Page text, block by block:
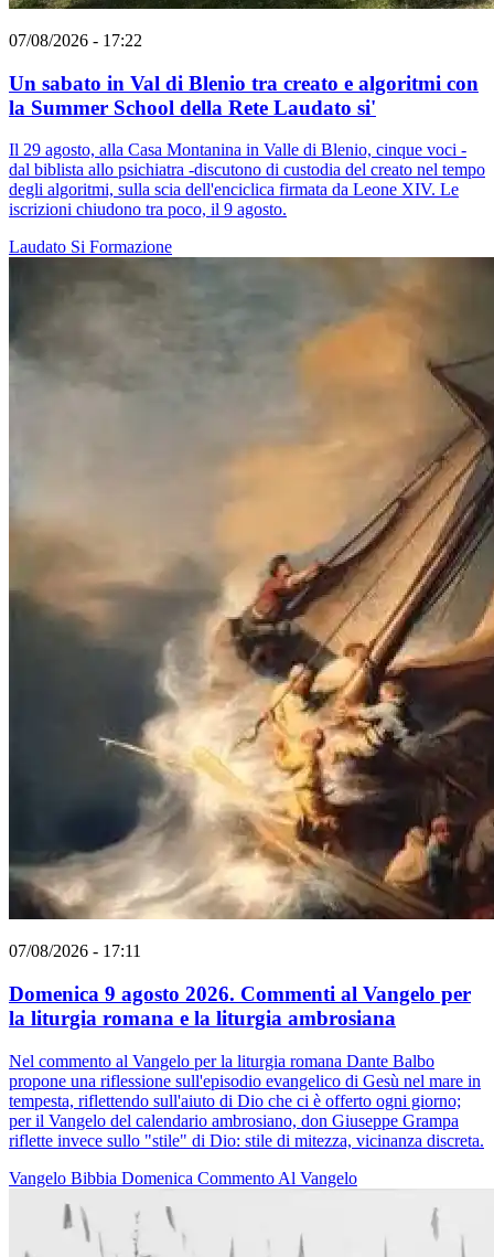
07/08/2026 - 17:22
Un sabato in Val di Blenio tra creato e algoritmi con
la Summer School della Rete Laudato si'
Il 29 agosto, alla Casa Montanina in Valle di Blenio, cinque voci -
dal biblista allo psichiatra -discutono di custodia del creato nel tempo
degli algoritmi, sulla scia dell'enciclica firmata da Leone XIV. Le
iscrizioni chiudono tra poco, il 9 agosto.
Laudato Si Formazione
07/08/2026 - 17:11
Domenica 9 agosto 2026. Commenti al Vangelo per
la liturgia romana e la liturgia ambrosiana
Nel commento al Vangelo per la liturgia romana Dante Balbo
propone una riflessione sull'episodio evangelico di Gesù nel mare in
tempesta, riflettendo sull'aiuto di Dio che ci è offerto ogni giorno;
per il Vangelo del calendario ambrosiano, don Giuseppe Grampa
riflette invece sullo "stile" di Dio: stile di mitezza, vicinanza discreta.
Vangelo Bibbia Domenica Commento Al Vangelo